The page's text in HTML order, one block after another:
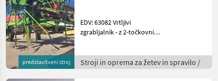
predstavitveni stroj
EDV: 63082 Vrtljivi
zgrabljalnik - z 2-točkovnim
delovno širino od 8, 9 do
10, 0 m - z 2x15 ročaji z
Stroji in oprema za žetev in spravilo /